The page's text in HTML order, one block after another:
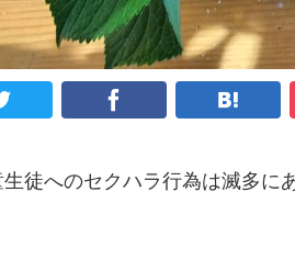
徒へのセクハラ行為は滅多に